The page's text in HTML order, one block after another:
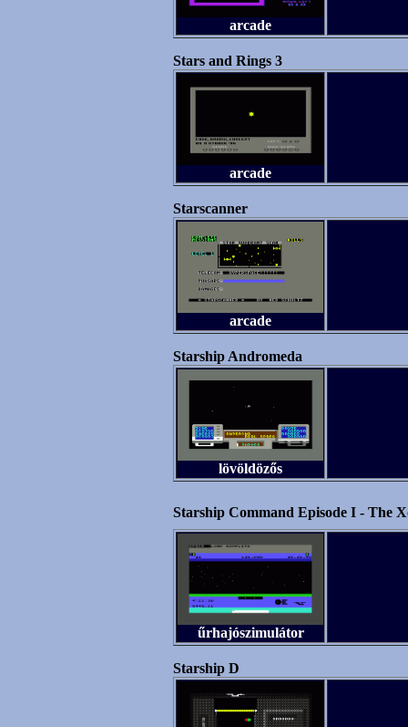
arcade
Stars and Rings 3
arcade
Starscanner
arcade
Starship Andromeda
lövöldözős
Starship Command Episode I - The
űrhajószimulátor
Starship D